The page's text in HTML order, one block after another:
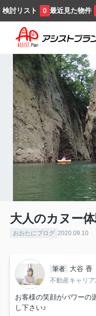
検討リスト 0 最近見た物件
大人のカヌー
おおたにブログ 2020.09.10
筆者 大谷 香
不動産キャリ
お客様の笑顔がパワーの
し下さい♪